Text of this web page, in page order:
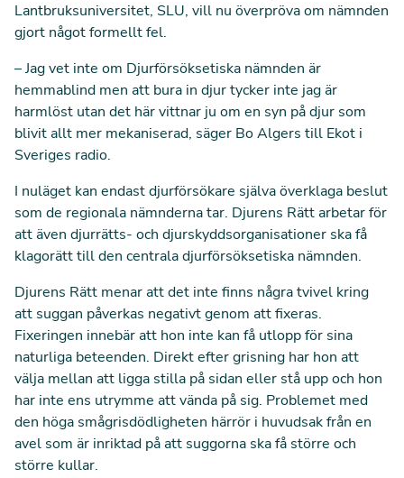
Lantbruksuniversitet, SLU, vill nu överpröva om nämnden
gjort något formellt fel.
– Jag vet inte om Djurförsöksetiska nämnden är
hemmablind men att bura in djur tycker inte jag är
harmlöst utan det här vittnar ju om en syn på djur som
blivit allt mer mekaniserad, säger Bo Algers till Ekot i
Sveriges radio.
I nuläget kan endast djurförsökare själva överklaga beslut
som de regionala nämnderna tar. Djurens Rätt arbetar för
att även djurrätts- och djurskyddsorganisationer ska få
klagorätt till den centrala djurförsöksetiska nämnden.
Djurens Rätt menar att det inte finns några tvivel kring
att suggan påverkas negativt genom att fixeras.
Fixeringen innebär att hon inte kan få utlopp för sina
naturliga beteenden. Direkt efter grisning har hon att
välja mellan att ligga stilla på sidan eller stå upp och hon
har inte ens utrymme att vända på sig. Problemet med
den höga smågrisdödligheten härrör i huvudsak från en
avel som är inriktad på att suggorna ska få större och
större kullar.